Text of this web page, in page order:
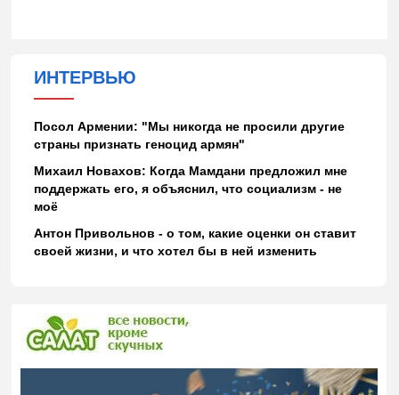
ИНТЕРВЬЮ
Посол Армении: "Мы никогда не просили другие
страны признать геноцид армян"
Михаил Новахов: Когда Мамдани предложил мне
поддержать его, я объяснил, что социализм - не
моё
Антон Привольнов - о том, какие оценки он ставит
своей жизни, и что хотел бы в ней изменить